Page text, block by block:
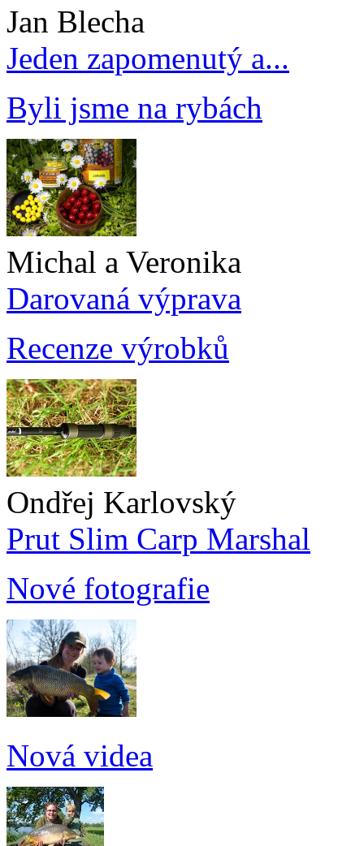
Jan Blecha
Jeden zapomenutý a...
Byli jsme na rybách
Michal a Veronika
Darovaná výprava
Recenze výrobků
Ondřej Karlovský
Prut Slim Carp Marshal
Nové fotografie
Nová videa